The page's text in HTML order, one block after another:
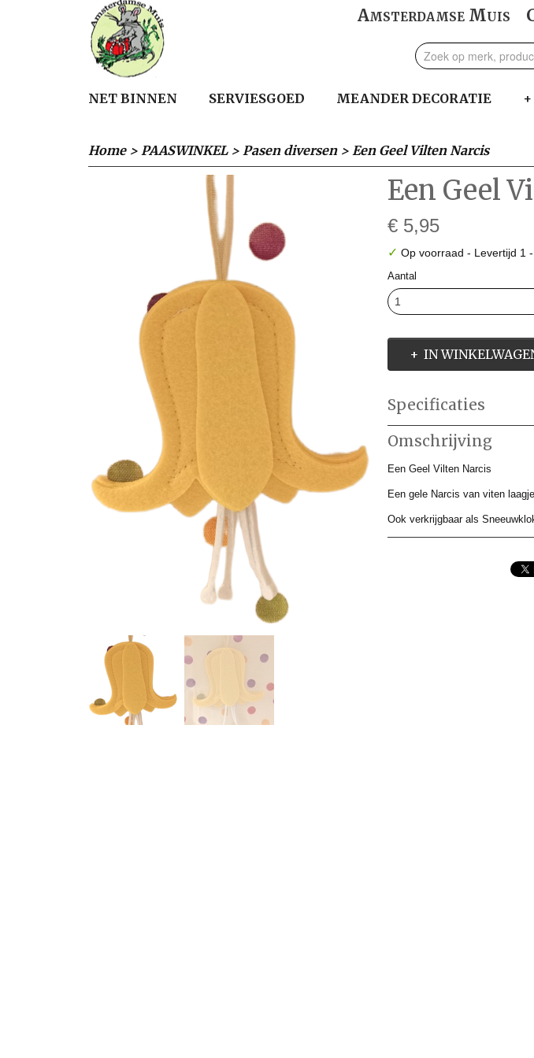
Amsterdamse Muis
NET BINNEN SERVIESGOED MEANDER DECORATIE +
Home> PAASWINKEL> Pasen diversen> Een Geel Vilten Narcis
Een Geel
€ 5,95
✓ Op voorraad - Levertijd 1
Aantal
IN
Specificaties
Productcode
Productcode leverancier
Afmetingen (l,b,h)
Omschrijving
Een Geel Vilten Narcis
Een gele Narcis van viten
Ook verkrijgbaar als